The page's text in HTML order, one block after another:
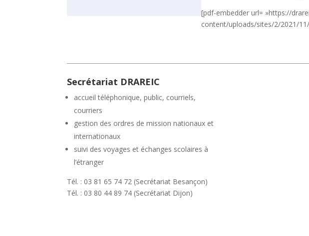
[pdf-embedder url= »https://
content/uploads/sites/2/2021/
Secrétariat DRAREIC
accueil téléphonique, public, courriels,
courriers
gestion des ordres de mission nationaux et
internationaux
suivi des voyages et échanges scolaires à
l’étranger
Tél. : 03 81 65 74 72 (Secrétariat Besançon)
Tél. : 03 80 44 89 74 (Secrétariat Dijon)